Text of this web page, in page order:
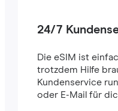
24/7
Die eSIM ist
trotzdem Hilfe
Kundenservice
oder E-Mail für